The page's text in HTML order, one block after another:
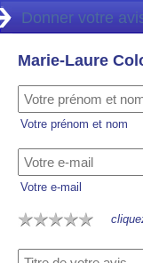
Donner votre
Marie-Laure
Votre prénom et nom
Votre e-mail